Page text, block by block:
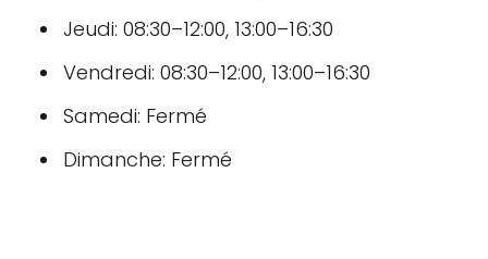
Jeudi: 08:30–12:00, 13:00–16:30
Vendredi: 08:30–12:00, 13:00–16:30
Samedi: Fermé
Dimanche: Fermé